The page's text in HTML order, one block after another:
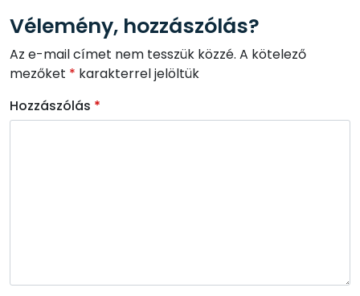
Vélemény, hozzászólás?
Az e-mail címet nem tesszük közzé. A kötelező
mezőket * karakterrel jelöltük
Hozzászólás *